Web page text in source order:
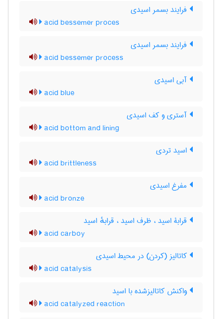
فرایند بسمر اسیدی
acid bessemer proces
فرایند بسمر اسیدی
acid bessemer process
آبی اسیدی
acid blue
آستری و کف اسیدی
acid bottom and lining
اسید تردی
acid brittleness
مفرغ اسیدی
acid bronze
قرابۀ اسید ، ظرف اسید ، قرابهٔ اسید
acid carboy
کاتالیز (کردن) در محیط اسیدی
acid catalysis
واکنش کاتالیزشده با اسید
acid catalyzed reaction